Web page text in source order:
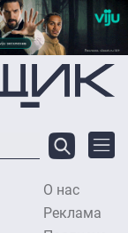
О нас
Реклама